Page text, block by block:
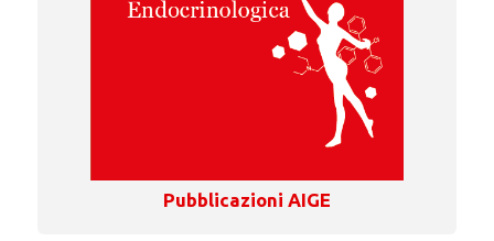
Pubblicazioni AIGE